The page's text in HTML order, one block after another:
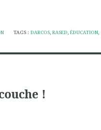
TAGS :DARCOS,RASED,ÉDUCATION,
!